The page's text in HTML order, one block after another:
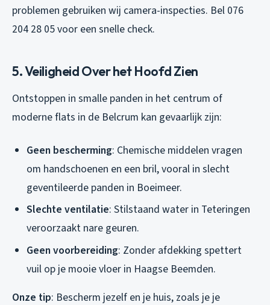
problemen gebruiken wij camera-inspecties. Bel 076
204 28 05 voor een snelle check.
5. Veiligheid Over het Hoofd Zien
Ontstoppen in smalle panden in het centrum of
moderne flats in de Belcrum kan gevaarlijk zijn:
Geen bescherming: Chemische middelen vragen
om handschoenen en een bril, vooral in slecht
geventileerde panden in Boeimeer.
Slechte ventilatie: Stilstaand water in Teteringen
veroorzaakt nare geuren.
Geen voorbereiding: Zonder afdekking spettert
vuil op je mooie vloer in Haagse Beemden.
Onze tip: Bescherm jezelf en je huis, zoals je je